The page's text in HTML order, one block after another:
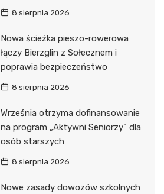
8 sierpnia 2026
Nowa ścieżka pieszo-rowerowa
łączy Bierzglin z Sołecznem i
poprawia bezpieczeństwo
8 sierpnia 2026
Września otrzyma dofinansowanie
na program „Aktywni Seniorzy” dla
osób starszych
8 sierpnia 2026
Nowe zasady dowozów szkolnych